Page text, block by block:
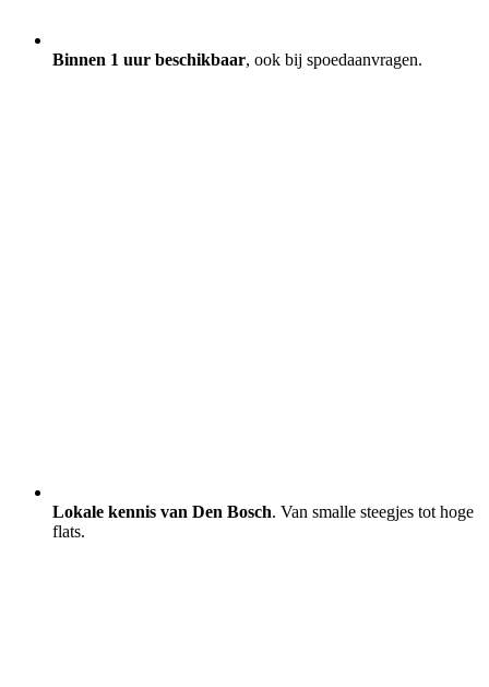
Binnen 1 uur beschikbaar, ook bij spoedaanvragen.
Lokale kennis van Den Bosch. Van smalle steegjes tot hoge
flats.